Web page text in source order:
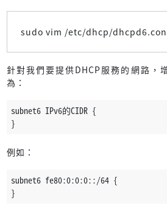
sudo vim /etc/dhcp/
針對我們要提供DHCP服務的網路，
為：
subnet6 IPv6的CIDR {
}
例如：
subnet6 fe80:0:0:0::/64 {
}